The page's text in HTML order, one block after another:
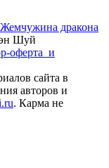
Жемчужина дракона
Шуй
оферта и
сайта в
авторов и
. Карма не